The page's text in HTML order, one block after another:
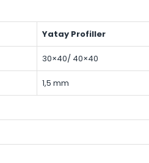
Yatay Profiller
30×40/ 40×40
1,5 mm